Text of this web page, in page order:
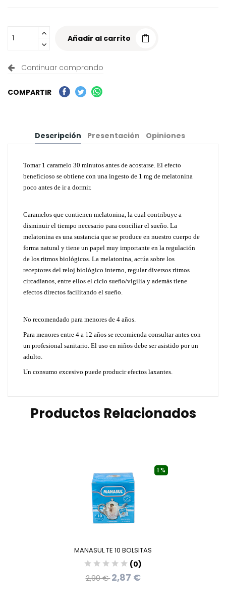
Añadir al carrito
Continuar comprando
COMPARTIR
Descripción Presentación Opiniones
Tomar 1 caramelo 30 minutos antes de acostarse. El efecto
beneficioso se obtiene con una ingesto de 1 mg de melatonina
poco antes de ir a dormir.
Caramelos que contienen melatonina, la cual contribuye a
disminuir el tiempo necesario para conciliar el sueño. La
melatonina es una sustancia que se produce en nuestro cuerpo de
forma natural y tiene un papel muy importante en la regulación
de los ritmos biológicos. La melatonina, actúa sobre los
receptores del reloj biológico interno, regular diversos ritmos
circadianos, entre ellos el ciclo sueño/vigilia y además tiene
efectos directos facilitando el sueño.
No recomendado para menores de 4 años.
Para menores entre 4 a 12 años se recomienda consultar antes con
un profesional sanitario. El uso en niños debe ser asistido por un
adulto.
Un consumo excesivo puede producir efectos laxantes.
Productos Relacionados
1 %
MANASUL TE 10 BOLSITAS
(0)
2,90 €2,87 €